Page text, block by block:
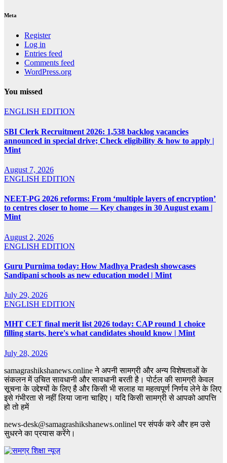
Meta
Register
Log in
Entries feed
Comments feed
WordPress.org
You missed
ENGLISH EDITION
SBI Clerk Recruitment 2026: 1,538 backlog vacancies
announced in special drive; Check eligibility & how to apply |
Mint
August 7, 2026
ENGLISH EDITION
NEET-PG 2026 reforms: From ‘multiple layers of encryption’
to centres closer to home — Key changes in 30 August exam |
Mint
August 2, 2026
ENGLISH EDITION
Guru Purnima today: How Madhya Pradesh showcases
Sandipani schools as new education model | Mint
July 29, 2026
ENGLISH EDITION
MHT CET final merit list 2026 today: CAP round 1 choice
filling starts, here's what candidates should know | Mint
July 28, 2026
samagrashikshanews.online ने अपनी सामग्री और अन्य विशेषताओं के
संकलन में उचित सावधानी और सावधानी बरती है। पोर्टल की सामग्री केवल
सूचना के उद्देश्यों के लिए है और किसी भी सलाह या महत्वपूर्ण निर्णय लेने के लिए
इसे गंभीरता से नहीं लिया जाना चाहिए। यदि किसी सामग्री से आपको आपत्ति
हो तो हमें
news-desk@samagrashikshanews.onlinel पर संपर्क करे और हम उसे
सुधरने का प्रयास करेंगे।